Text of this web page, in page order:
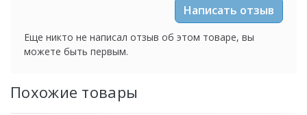
Написать отзыв
Еще никто не написал отзыв об этом товаре, вы
можете быть первым.
Похожие товары